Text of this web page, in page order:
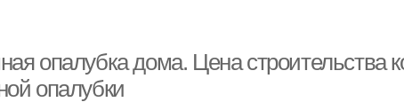
опалубка дома. Цена строительства
опалубки